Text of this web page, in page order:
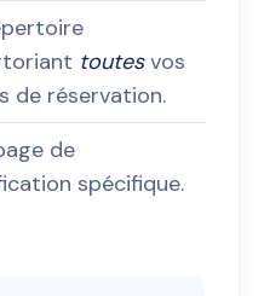
toutesvos
de réservation.
de
spécifique.